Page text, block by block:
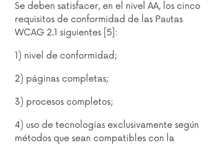
Se deben satisfacer, en el nivel AA, los cinco
requisitos de conformidad de las Pautas
WCAG 2.1 siguientes [5]:
1) nivel de conformidad;
2) páginas completas;
3) procesos completos;
4) uso de tecnologías exclusivamente según
métodos que sean compatibles con la